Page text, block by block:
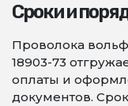
Сроки и
Проволока
18903-73
оплаты и
документов.